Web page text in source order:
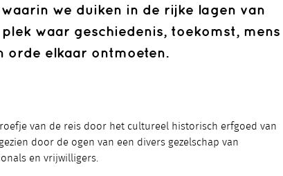
we duiken in de rijke lagen van
waar geschiedenis, toekomst, mens
orde elkaar ontmoeten.
van de reis door het cultureel historisch erfgoed van
door de ogen van een divers gezelschap van
en vrijwilligers.